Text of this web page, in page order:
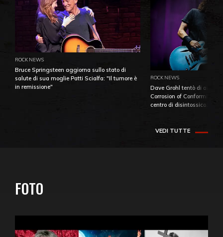
ROCK NEWS
Bruce Springsteen aggiorna sullo stato di
salute di sua moglie Patti Scialfa: "Il tumore è
in remissione"
ROCK NEWS
Dave Grohl tentò di
Corrosion of Conformity
centro di
VEDI TUTTE
FOTO